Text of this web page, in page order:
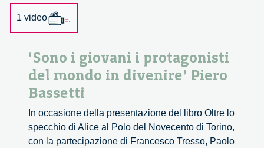
1 video
‘Sono i giovani i protagonisti
del mondo in divenire’ Piero
Bassetti
In occasione della presentazione del libro Oltre lo
specchio di Alice al Polo del Novecento di Torino,
con la partecipazione di Francesco Tresso, Paolo